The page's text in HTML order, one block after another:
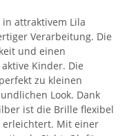
attraktivem Lila
Verarbeitung. Die
und einen
Kinder. Die
zu kleinen
Look. Dank
ist die Brille flexibel
erleichtert. Mit einer